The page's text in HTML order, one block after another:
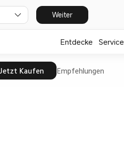
Weiter
Entdecke ⁣Service
Jetzt Kaufen Empfehlungen